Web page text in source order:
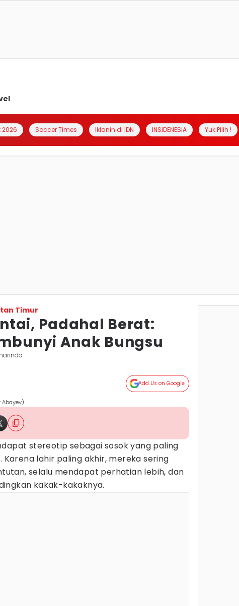
Soccer Times Iklanin di IDN INSIDENESIA Yuk Pilih !
Timur
Padahal Berat:
Anak Bungsu
Add Us on Google
stereotip sebagai sosok yang paling
Karena lahir paling akhir, mereka sering
selalu mendapat perhatian lebih, dan
kakak-kakaknya.